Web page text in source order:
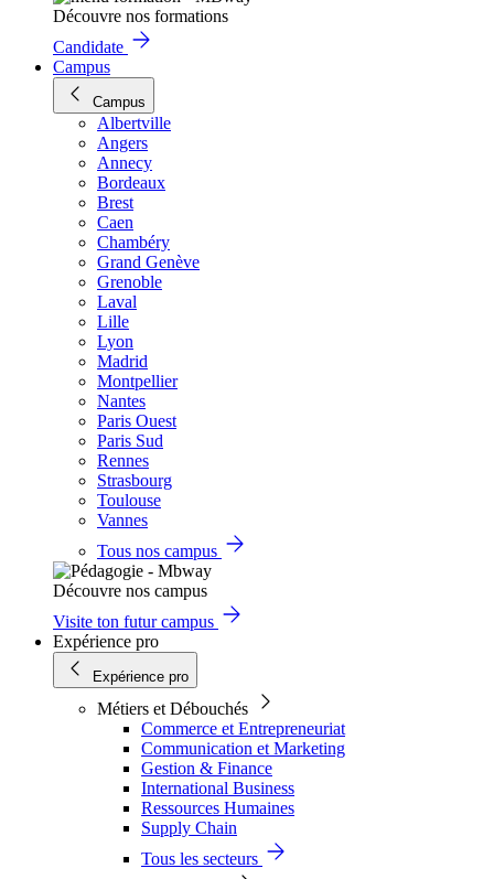
Découvre nos formations
Candidate
Campus
Campus
Albertville
Angers
Annecy
Bordeaux
Brest
Caen
Chambéry
Grand Genève
Grenoble
Laval
Lille
Lyon
Madrid
Montpellier
Nantes
Paris Ouest
Paris Sud
Rennes
Strasbourg
Toulouse
Vannes
Tous nos campus
Découvre nos campus
Visite ton futur campus
Expérience pro
Expérience pro
Métiers et Débouchés
Commerce et Entrepreneuriat
Communication et Marketing
Gestion & Finance
International Business
Ressources Humaines
Supply Chain
Tous les secteurs